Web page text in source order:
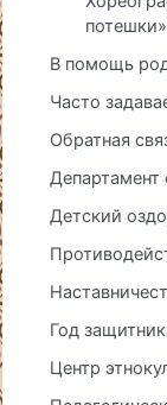
потешки»
В помощь
Часто
Обратная
Детский
Год
Центр